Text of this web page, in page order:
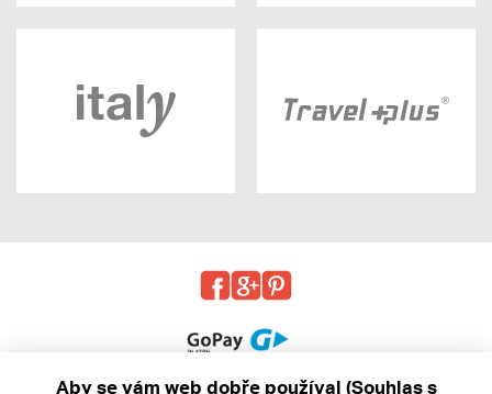
Aby se vám web dobře používal (Souhlas s